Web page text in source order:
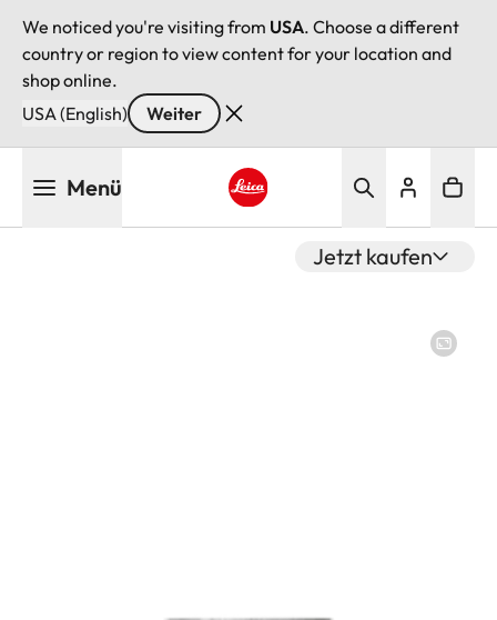
We noticed you're visiting from USA. Choose a different
country or region to view content for your location and
shop online.
USA (English)
Weiter
Menü
Jetzt kaufen